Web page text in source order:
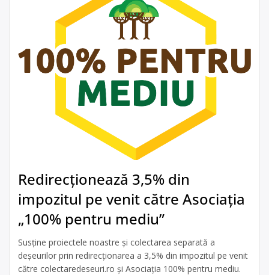
Redirecționează 3,5% din
impozitul pe venit către Asociația
„100% pentru mediu”
Susține proiectele noastre și colectarea separată a
deșeurilor prin redirecționarea a 3,5% din impozitul pe venit
către colectaredeseuri.ro și Asociația 100% pentru mediu.